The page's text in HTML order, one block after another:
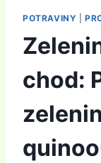
POTRAVINY |
chod: